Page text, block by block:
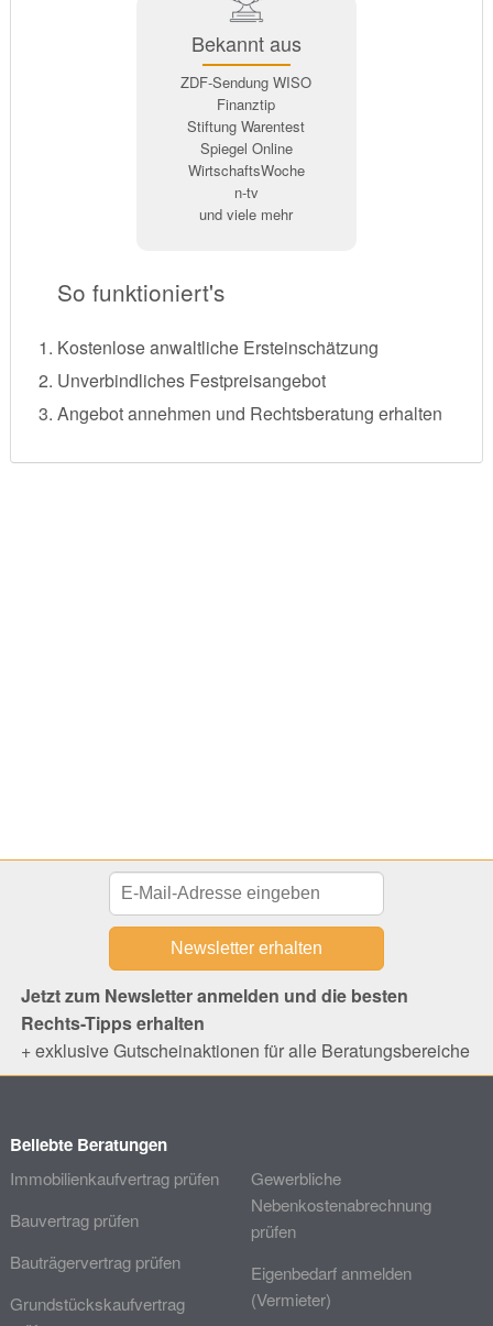
Bekannt aus
ZDF-Sendung WISO
Finanztip
Stiftung Warentest
Spiegel Online
WirtschaftsWoche
n-tv
und viele mehr
So funktioniert's
Kostenlose anwaltliche Ersteinschätzung
Unverbindliches Festpreisangebot
Angebot annehmen und Rechtsberatung erhalten
Jetzt zum Newsletter anmelden und die besten
Rechts-Tipps erhalten
+ exklusive Gutscheinaktionen für alle Beratungsbereiche
Beliebte Beratungen
Immobilienkaufvertrag prüfen
Bauvertrag prüfen
Bauträgervertrag prüfen
Grundstückskaufvertrag
Gewerbliche
Nebenkostenabrechnung
prüfen
Eigenbedarf anmelden
(Vermieter)